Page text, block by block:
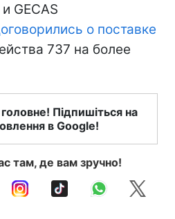
и GECAS
о поставке
737 на более
Підпишіться на
в Google!
там, де вам зручно!